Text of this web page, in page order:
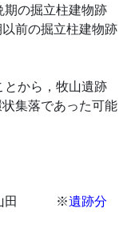
の掘立柱建物跡
前の掘立柱建物跡
から，牧山遺跡
集落であった可能
山田 ※遺跡分